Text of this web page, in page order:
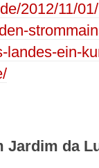
2012/11/
landes-ein-
Jardim da